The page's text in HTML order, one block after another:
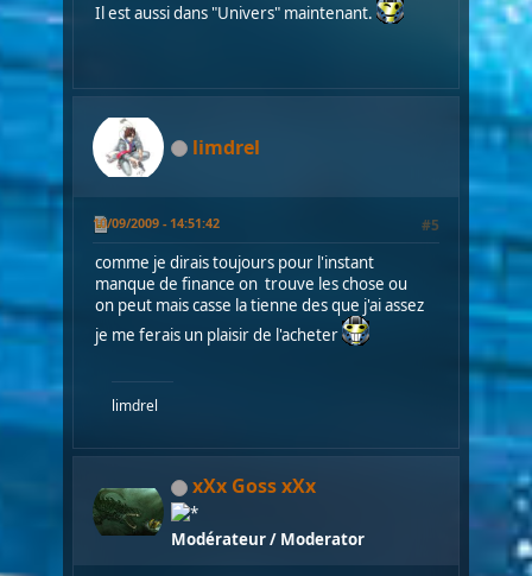
Il est aussi dans "Univers" maintenant.
limdrel
10/09/2009 - 14:51:42 #5
comme je dirais toujours pour l'instant
manque de finance on trouve les chose ou
on peut mais casse la tienne des que j'ai assez
je me ferais un plaisir de l'acheter
limdrel
xXx Goss xXx
Modérateur / Moderator